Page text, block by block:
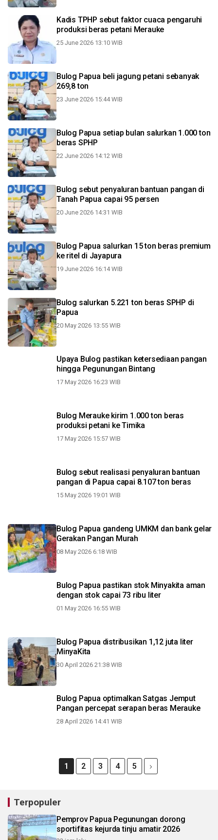
Kadis TPHP sebut faktor cuaca pengaruhi
produksi beras petani Merauke
25 June 2026 13:10 WIB
Bulog Papua beli jagung petani sebanyak
269,8 ton
23 June 2026 15:44 WIB
Bulog Papua setiap bulan salurkan 1.000 ton
beras SPHP
22 June 2026 14:12 WIB
Bulog sebut penyaluran bantuan pangan di
Tanah Papua capai 95 persen
20 June 2026 14:31 WIB
Bulog Papua salurkan 15 ton beras premium
ke ritel di Jayapura
19 June 2026 16:14 WIB
Bulog salurkan 5.221 ton beras SPHP di
Papua
20 May 2026 13:55 WIB
Upaya Bulog pastikan ketersediaan pangan
hingga Pegunungan Bintang
17 May 2026 16:23 WIB
Bulog Merauke kirim 1.000 ton beras
produksi petani ke Timika
17 May 2026 15:57 WIB
Bulog sebut realisasi penyaluran bantuan
pangan di Papua capai 8.107 ton beras
15 May 2026 19:01 WIB
Bulog Papua gandeng UMKM dan bank gelar
Gerakan Pangan Murah
08 May 2026 6:18 WIB
Bulog Papua pastikan stok Minyakita aman
dengan stok capai 73 ribu liter
01 May 2026 16:55 WIB
Bulog Papua distribusikan 1,12 juta liter
MinyaKita
30 April 2026 21:38 WIB
Bulog Papua optimalkan Satgas Jemput
Pangan percepat serapan beras Merauke
28 April 2026 14:41 WIB
1 2 3 4 5
Terpopuler
Pemprov Papua Pegunungan dorong
sportifitas kejurda tinju amatir 2026